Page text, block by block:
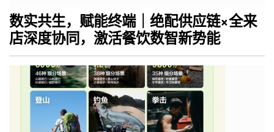
数实共生，赋能终端｜绝配供应链×全来
店深度协同，激活餐饮数智新势能